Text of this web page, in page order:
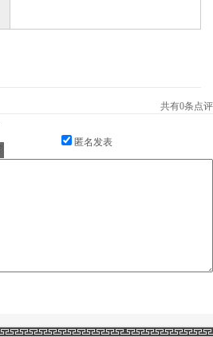
共有0条点评
匿名发表